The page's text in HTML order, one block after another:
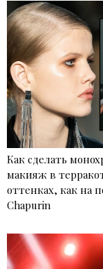
Как сделать
макияж в
оттенках, как на
Chapurin